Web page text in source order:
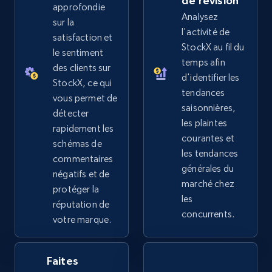
eBay - Collect records by category
URL, Product id, Title, Seller name, Seller rating,
Seller reviews, Breadcrumbs, Root category, and
more.
2.5K+ 359+ Commencer
Google Shopping
URL, Product id, Title, Product description,
Rating, Reviews count, Images, Variations, and
more.
2.4K+
approfondie
sur la
satisfaction et
le sentiment
des clients sur
StockX, ce qui
vous permet de
détecter
rapidement les
schémas de
commentaires
négatifs et de
protéger la
réputation de
votre marque.
Analysez
l'activité de
StockX au fil du
temps afin
d'identifier les
tendances
saisonnières,
les plaintes
courantes et
les tendances
générales du
marché chez
les
concurrents.
Faites